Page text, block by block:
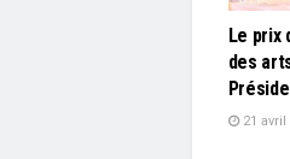
Le prix
des
21 avril